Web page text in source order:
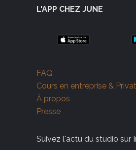
L'APP CHEZ JUNE
FAQ
Cours en entreprise &
À propos
Presse
Suivez l'actu du studio sur